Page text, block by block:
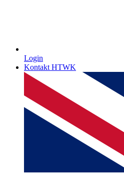
Login
Kontakt HTWK